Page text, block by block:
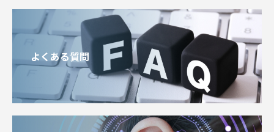
よくある質問